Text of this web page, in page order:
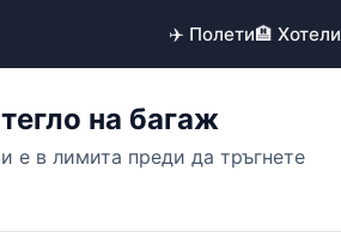
✈️ Полети🏨 Хотели
на багаж
е в лимита преди да тръгнете